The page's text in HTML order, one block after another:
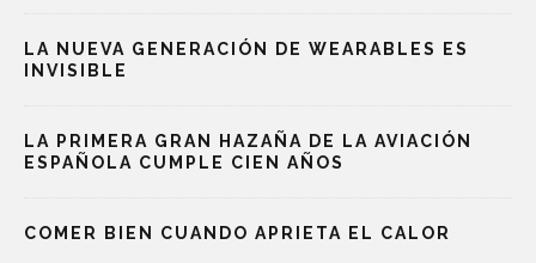
LA NUEVA GENERACIÓN DE WEARABLES ES
INVISIBLE
LA PRIMERA GRAN HAZAÑA DE LA AVIACIÓN
ESPAÑOLA CUMPLE CIEN AÑOS
COMER BIEN CUANDO APRIETA EL CALOR